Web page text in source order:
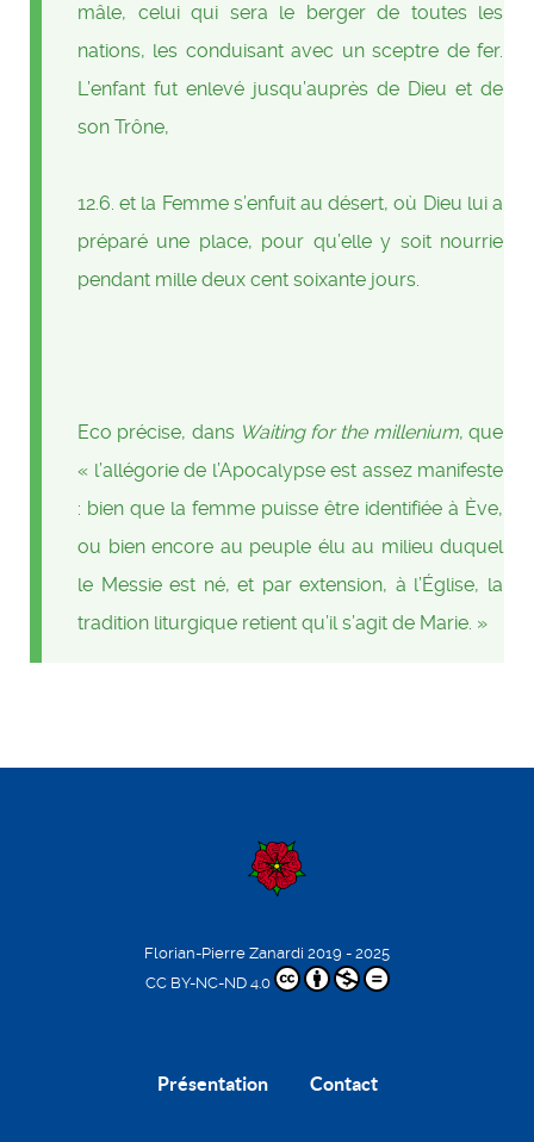
mâle, celui qui sera le berger de toutes les
nations, les conduisant avec un sceptre de fer.
L’enfant fut enlevé jusqu’auprès de Dieu et de
son Trône,
12.6. et la Femme s’enfuit au désert, où Dieu lui a
préparé une place, pour qu’elle y soit nourrie
pendant mille deux cent soixante jours.
Eco précise, dans Waiting for the millenium, que
« l’allégorie de l’Apocalypse est assez manifeste
: bien que la femme puisse être identifiée à Ève,
ou bien encore au peuple élu au milieu duquel
le Messie est né, et par extension, à l’Église, la
tradition liturgique retient qu’il s’agit de Marie. »
Florian-Pierre Zanardi 2019 - 2025
CC BY-NC-ND 4.0
Présentation Contact